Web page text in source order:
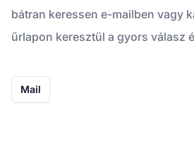
bátran keressen e-mailben vagy
űrlapon keresztül a gyors válasz
Mail